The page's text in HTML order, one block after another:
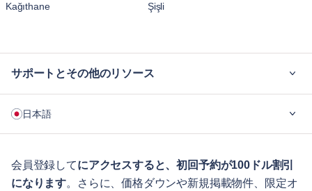
Kağıthane
Şişli
サポートとその他のリソース
企業向け
ゲスト向け特典サービス
シティガイド
日本語
English
Português
会員登録してにアクセスすると、初回予約が100ドル割引
になります。さらに、価格ダウンや新規掲載物件、限定オ